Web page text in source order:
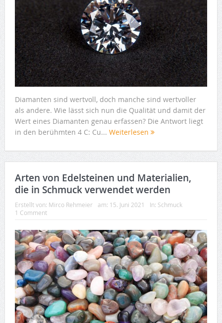
Diamanten sind wertvoll, doch manche sind wertvoller
als andere. Wie lässt sich nun die Qualität und damit der
Wert eines Diamanten genau erfassen? Die Antwort liegt
in den berühmten 4 C: Cu... Weiterlesen
Arten von Edelsteinen und Materialien,
die in Schmuck verwendet werden
Erstellt von: Mirco Rehmeier am: 15. Juni 2021 In: Schmuck
1 Comment